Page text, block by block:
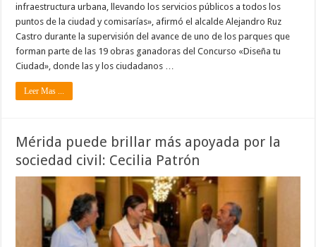
infraestructura urbana, llevando los servicios públicos a todos los
puntos de la ciudad y comisarías», afirmó el alcalde Alejandro Ruz
Castro durante la supervisión del avance de uno de los parques que
forman parte de las 19 obras ganadoras del Concurso «Diseña tu
Ciudad», donde las y los ciudadanos …
Leer Mas ...
Mérida puede brillar más apoyada por la
sociedad civil: Cecilia Patrón